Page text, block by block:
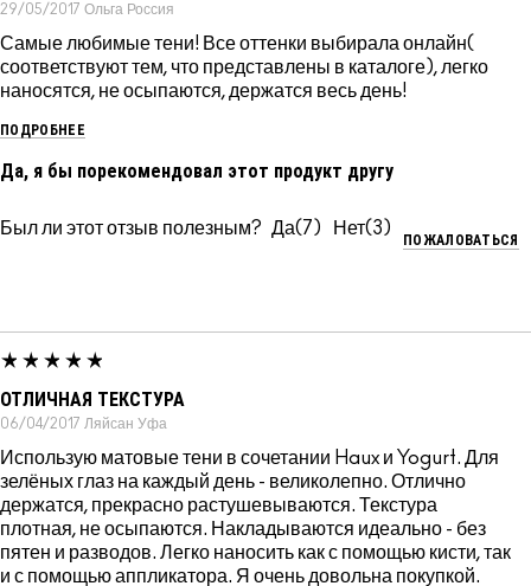
29/05/2017 Ольга Россия
Самые любимые тени! Все оттенки выбирала онлайн(
соответствуют тем, что представлены в каталоге), легко
наносятся, не осыпаются, держатся весь день!
ПОДРОБНЕЕ
Да, я бы порекомендовал этот продукт другу
Был ли этот отзыв полезным? 7 3
ПОЖАЛОВАТЬСЯ
ОТЛИЧНАЯ ТЕКСТУРА
06/04/2017 Ляйсан Уфа
Использую матовые тени в сочетании Haux и Yogurt. Для
зелёных глаз на каждый день - великолепно. Отлично
держатся, прекрасно растушевываются. Текстура
плотная, не осыпаются. Накладываются идеально - без
пятен и разводов. Легко наносить как с помощью кисти, так
и с помощью аппликатора. Я очень довольна покупкой.